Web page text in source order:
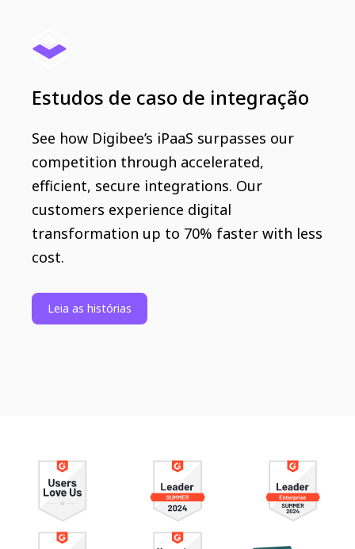
Estudos de caso de integração
See how Digibee’s iPaaS surpasses our
competition through accelerated,
efficient, secure integrations. Our
customers experience digital
transformation up to 70% faster with less
cost.
Leia as histórias